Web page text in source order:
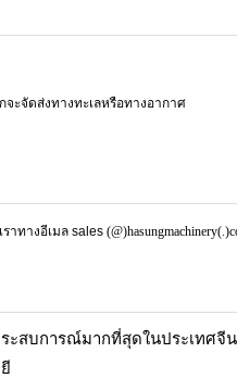
จะจัดส่งทางทะเลหรือทางอากาศ
าทางอีเมล sales
สบการณ์มากที่สุดในประเทศ